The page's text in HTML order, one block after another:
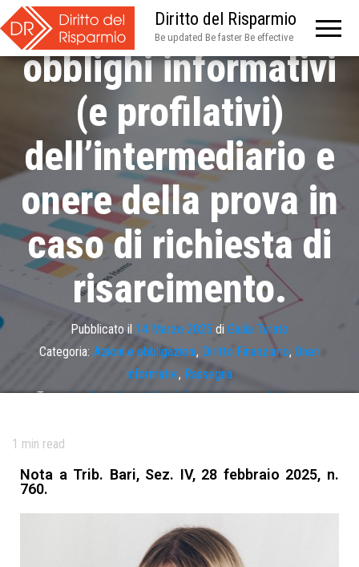
Diritto del Risparmio
Be updated Be faster Be effective
titoli: prescrizione,
obblighi informativi
(e profilativi)
dell’intermediario e
onere della prova in
caso di richiesta di
risarcimento.
Pubblicato il 14 Marzo 2025 di Giulia Turato
Categoria: Azioni e obbligazioni, Diritto Finanziario, Oneri
informativi, Rassegna
Tag azioni illiquide,obblighi informativi,onere della prova,
1 min read
Nota a Trib. Bari, Sez. IV, 28 febbraio 2025, n.
760.